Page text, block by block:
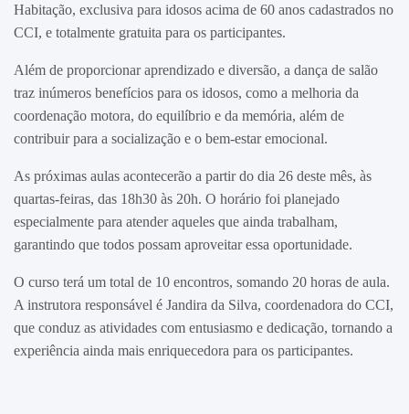
Habitação, exclusiva para idosos acima de 60 anos cadastrados no
CCI, e totalmente gratuita para os participantes.
Além de proporcionar aprendizado e diversão, a dança de salão
traz inúmeros benefícios para os idosos, como a melhoria da
coordenação motora, do equilíbrio e da memória, além de
contribuir para a socialização e o bem-estar emocional.
As próximas aulas acontecerão a partir do dia 26 deste mês, às
quartas-feiras, das 18h30 às 20h. O horário foi planejado
especialmente para atender aqueles que ainda trabalham,
garantindo que todos possam aproveitar essa oportunidade.
O curso terá um total de 10 encontros, somando 20 horas de aula.
A instrutora responsável é Jandira da Silva, coordenadora do CCI,
que conduz as atividades com entusiasmo e dedicação, tornando a
experiência ainda mais enriquecedora para os participantes.